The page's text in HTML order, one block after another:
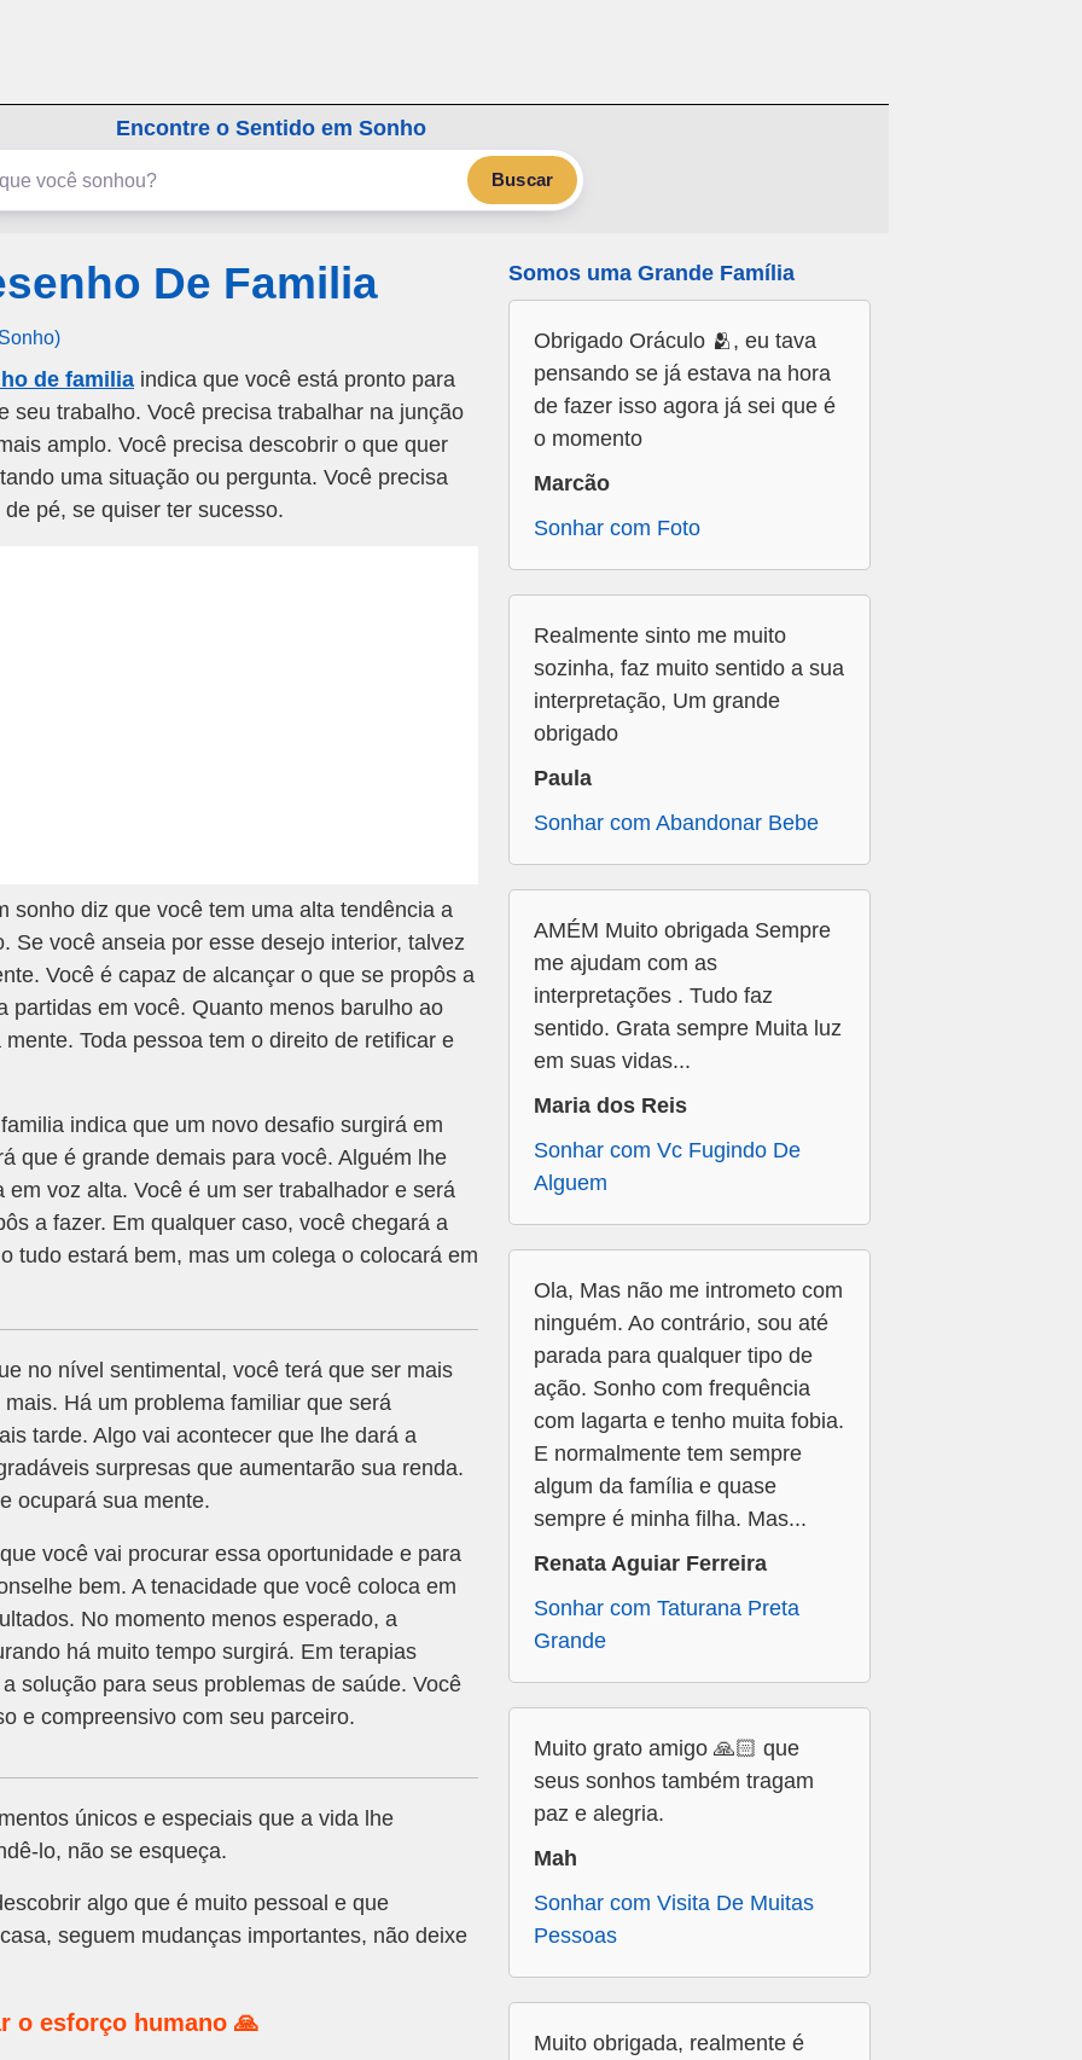
Encontre o Sentido em Sonho
Buscar
De Familia
de familia indica que você está pronto para
seu trabalho. Você precisa trabalhar na junção
amplo. Você precisa descobrir o que quer
uma situação ou pergunta. Você precisa
pé, se quiser ter sucesso.
sonho diz que você tem uma alta tendência a
Se você anseia por esse desejo interior, talvez
Você é capaz de alcançar o que se propôs a
partidas em você. Quanto menos barulho ao
Toda pessoa tem o direito de retificar e
indica que um novo desafio surgirá em
que é grande demais para você. Alguém lhe
voz alta. Você é um ser trabalhador e será
a fazer. Em qualquer caso, você chegará a
tudo estará bem, mas um colega o colocará em
no nível sentimental, você terá que ser mais
Há um problema familiar que será
tarde. Algo vai acontecer que lhe dará a
surpresas que aumentarão sua renda.
ocupará sua mente.
você vai procurar essa oportunidade e para
bem. A tenacidade que você coloca em
No momento menos esperado, a
há muito tempo surgirá. Em terapias
solução para seus problemas de saúde. Você
e compreensivo com seu parceiro.
únicos e especiais que a vida lhe
lo, não se esqueça.
algo que é muito pessoal e que
seguem mudanças importantes, não deixe
o esforço humano 🙏
Somos uma Grande Família
Obrigado Oráculo 🫂, eu tava
pensando se já estava na hora
de fazer isso agora já sei que é
o momento
Marcão
Sonhar com Foto
Realmente sinto me muito
sozinha, faz muito sentido a sua
interpretação, Um grande
obrigado
Paula
Sonhar com Abandonar Bebe
AMÉM Muito obrigada Sempre
me ajudam com as
interpretações . Tudo faz
sentido. Grata sempre Muita luz
em suas vidas...
Maria dos Reis
Sonhar com Vc Fugindo De
Alguem
Ola, Mas não me intrometo com
ninguém. Ao contrário, sou até
parada para qualquer tipo de
ação. Sonho com frequência
com lagarta e tenho muita fobia.
E normalmente tem sempre
algum da família e quase
sempre é minha filha. Mas...
Renata Aguiar Ferreira
Sonhar com Taturana Preta
Grande
Muito grato amigo 🙏🏻 que
seus sonhos também tragam
paz e alegria.
Mah
Sonhar com Visita De Muitas
Pessoas
Muito obrigada, realmente é